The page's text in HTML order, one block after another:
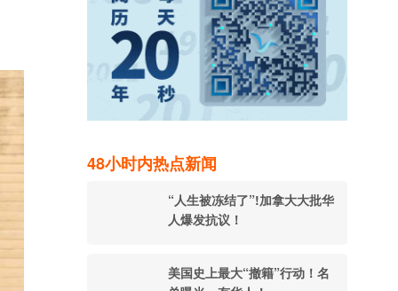
48小时内热点新闻
“人生被冻结了”!加拿大大批华
人爆发抗议！
美国史上最大“撤籍”行动！名